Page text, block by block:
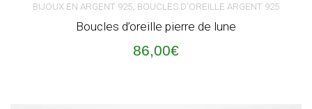
BIJOUX EN ARGENT 925, BOUCLES D'OREILLE ARGENT 925
Boucles d’oreille pierre de lune
86,00€